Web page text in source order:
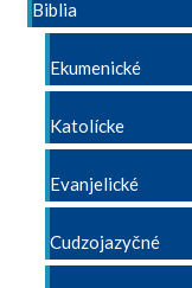
Biblia
Ekumenické
Katolícke
Evanjelické
Cudzojazyčné